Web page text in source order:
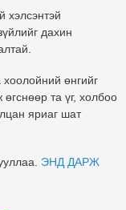
хэлсэнтэй
дахин
хоолойний өнгийг
та үг, холбоо
яриаг шат
ЭНД ДАРЖ